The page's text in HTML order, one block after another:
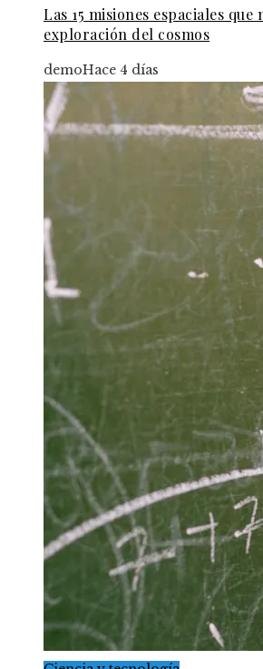
Las 15 misiones espaciales
exploración del cosmos
demoHace 4 días